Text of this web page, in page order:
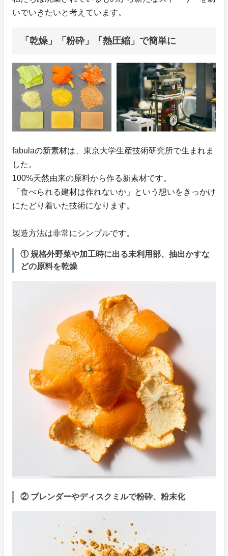
いでいきたいと考えています。
「乾燥」「粉砕」「熱圧縮」で簡単に
fabulaの新素材は、東京大学生産技術研究所で生まれま
した。
100%天然由来の原料から作る新素材です。
「食べられる建材は作れないか」という想いをきっかけ
にたどり着いた技術になります。
製造方法は非常にシンプルです。
① 規格外野菜や加工時に出る未利用部、抽出かすな
どの原料を乾燥
② ブレンダーやディスクミルで粉砕、粉末化